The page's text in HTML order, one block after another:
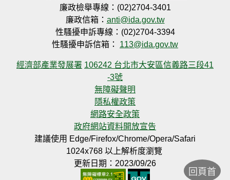
廉政檢舉專線：(02)2704-3401
廉政信箱： anti@ida.gov.tw
性騷擾申訴專線：(02)2704-3394
性騷擾申訴信箱： 113@ida.gov.tw
經濟部產業發展署 106242 台北市大安區信義路三段41
-3號
無障礙聲明
隱私權政策
網路安全政策
政府網站資料開放宣告
建議使用 Edge/Firefox/Chrome/Opera/Safari
1024x768 以上解析度瀏覽
更新日期：2023/09/26
回頁首